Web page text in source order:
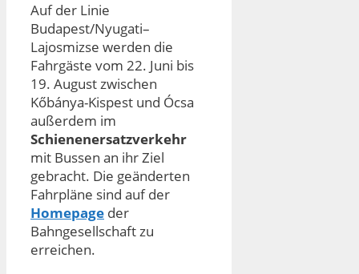
Auf der Linie
Budapest/Nyugati–
Lajosmizse werden die
Fahrgäste vom 22. Juni bis
19. August zwischen
Kőbánya-Kispest und Ócsa
außerdem im
Schienenersatzverkehr
mit Bussen an ihr Ziel
gebracht. Die geänderten
Fahrpläne sind auf der
Homepage der
Bahngesellschaft zu
erreichen.